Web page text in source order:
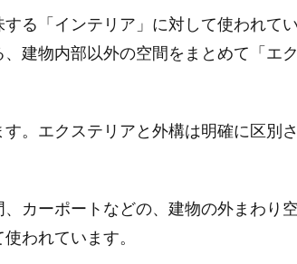
る「インテリア」に対して使われて
建物内部以外の空間をまとめて「エク
。エクステリアと外構は明確に区別
カーポートなどの、建物の外まわり
われています。